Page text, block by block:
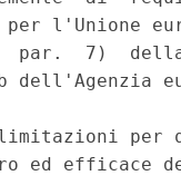
l'Unione
par.  7)
dell'Agenzia
per
ed efficace